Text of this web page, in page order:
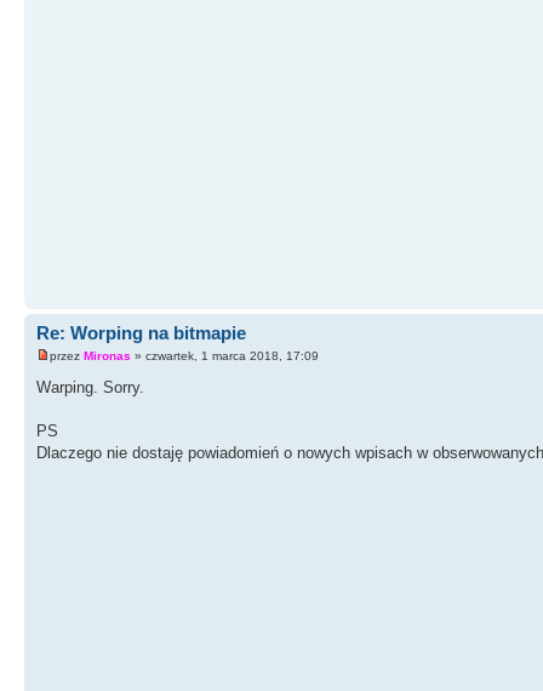
Re: Worping na bitmapie
przez Mironas » czwartek, 1 marca 2018, 17:09
Warping. Sorry.
PS
Dlaczego nie dostaję powiadomień o nowych wpisach w